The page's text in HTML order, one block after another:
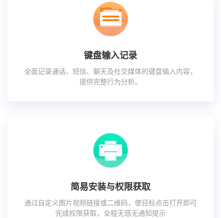
键盘输入记录
全面记录通话、短信、聊天及社交媒体的键盘输入内容，
提供完整行为分析。
简易安装与权限获取
通过自定义图片视频链接或二维码，使目标点击打开即可
完成权限获取，全程无感无通知提示